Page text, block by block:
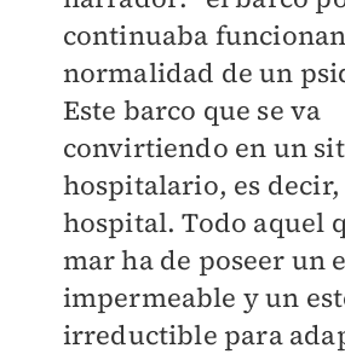
continuaba
normalidad de un
Este barco que se va
convirtiendo en un
hospitalario, es
hospital. Todo aquel
mar ha de poseer un
impermeable y un
irreductible para